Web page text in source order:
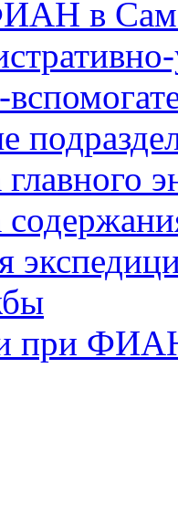
в
при